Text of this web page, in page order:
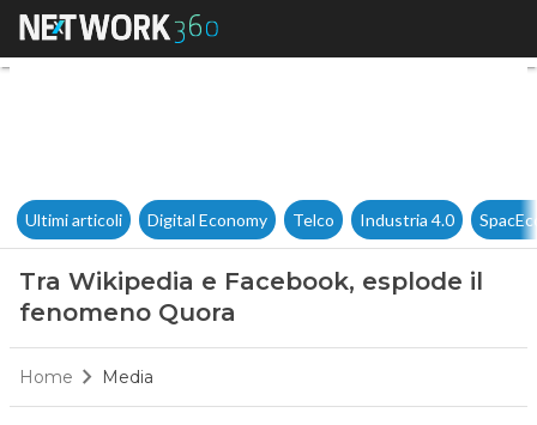
Tra Wikipedia e Facebook,
Ultimi articoli Digital Economy Telco Industria 4.0
Tra Wikipedia e Facebook, esplode il
fenomeno Quora
Home Media